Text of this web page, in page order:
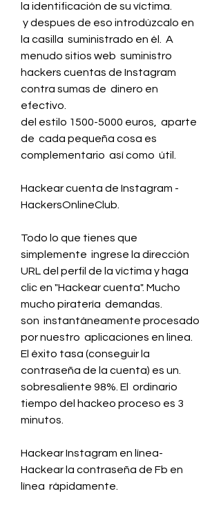
la identificación de su víctima.
la casilla  suministrado en él.  A
menudo sitios web  suministro
hackers cuentas de Instagram
contra sumas de  dinero en
efectivo.
del estilo 1500-5000 euros,  aparte
de  cada pequeña cosa es
complementario  así como  útil.
Hackear cuenta de Instagram -
HackersOnlineClub.
Todo lo que tienes que
simplemente  ingrese la dirección
URL del perfil de la víctima y haga
clic en "Hackear cuenta". Mucho
mucho piratería  demandas.
son  instantáneamente procesado
por nuestro  aplicaciones en linea.
El éxito tasa (conseguir la
contraseña de la cuenta) es un.
sobresaliente 98%. El  ordinario
tiempo del hackeo proceso es 3
minutos.
Hackear Instagram en línea-
Hackear la contraseña de Fb en
línea  rápidamente.